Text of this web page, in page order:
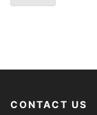
CONTACT US